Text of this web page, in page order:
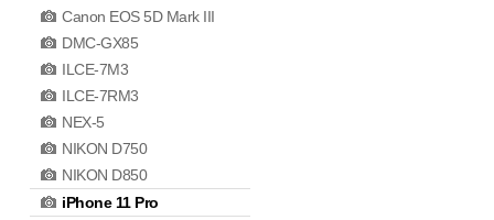
Canon EOS 5D Mark III
DMC-GX85
ILCE-7M3
ILCE-7RM3
NEX-5
NIKON D750
NIKON D850
iPhone 11 Pro